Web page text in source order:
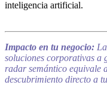
inteligencia artificial.
Impacto en tu negocio:
soluciones corporativas a
radar semántico equivale
descubrimiento directo a